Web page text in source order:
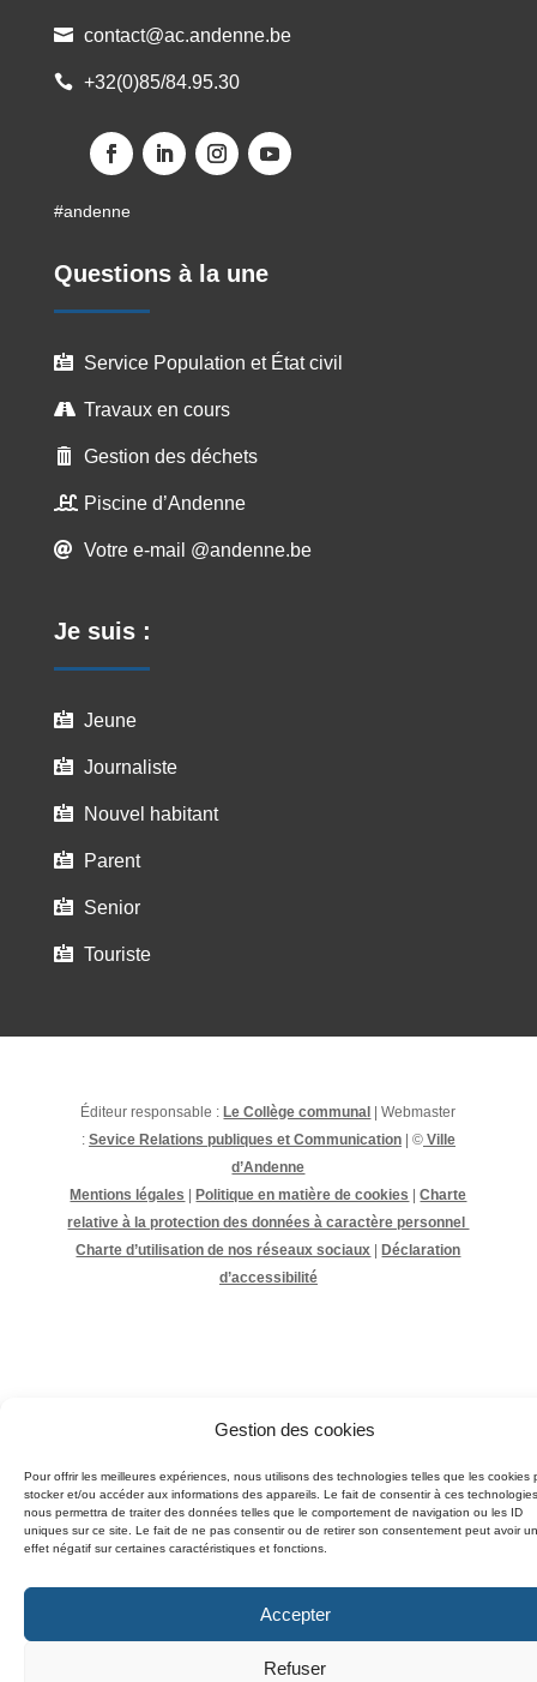
Gestion des cookies
Pour offrir les meilleures expériences, nous utilisons des technologies telles que les cookies
stocker et/ou accéder aux informations des appareils. Le fait de consentir à ces technologies
nous permettra de traiter des données telles que le comportement de navigation ou les ID
uniques sur ce site. Le fait de ne pas consentir ou de retirer son consentement peut avoir un
effet négatif sur certaines caractéristiques et fonctions.
Accepter
Refuser
 contact@ac.andenne.be
 +32(0)85/84.95.30
#andenne
Questions à la une
 Service Population et État civil
 Travaux en cours
 Gestion des déchets
 Piscine d’Andenne
 Votre e-mail @andenne.be
Je suis :
 Jeune
 Journaliste
 Nouvel habitant
 Parent
 Senior
 Touriste
Éditeur responsable : Le Collège communal
| Webmaster
: Sevice Relations publiques et Communication | © Ville
d’Andenne
Mentions légales
Politique en matière de cookies
Charte
relative à la protection des données à caractère personnel
Charte d’utilisation de nos réseaux sociaux
Déclaration
d’accessibilité